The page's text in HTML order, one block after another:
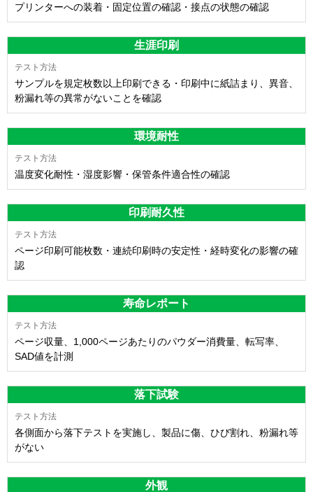
プリンターへの装着・固定位置の確認・接点の状態の確認
生涯印刷
サンプルを規定枚数以上印刷できる・印刷中に紙詰まり、異音、
粉漏れ等の異常がないことを確認
環境耐性
温度変化耐性・湿度影響・保管条件適合性の確認
印刷耐久性
ページ印刷可能枚数・連続印刷時の安定性・経時変化の影響の確
認
寿命レポート
ページ収量、1,000ページあたりのパウダー消費量、転写率、
SAD値を計測
落下試験
各側面から落下テストを実施し、製品に傷、ひび割れ、粉漏れ等
がない
外観